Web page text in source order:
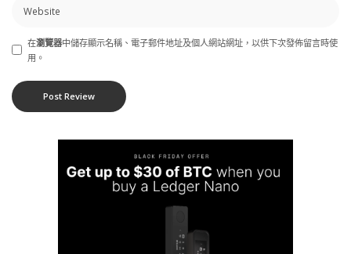
在瀏覽器中儲存顯示名稱、電子郵件地址及個人網站網址，以供下次發佈留言時使
用。